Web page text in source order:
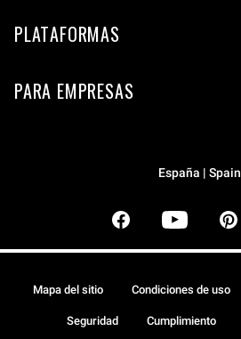
PLATAFORMAS
PARA EMPRESAS
España | Spain
Mapa del sitio Condiciones de uso
Seguridad Cumplimiento